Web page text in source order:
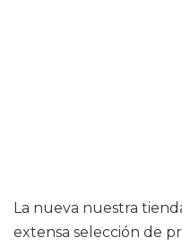
La nueva nuestra
extensa selección de